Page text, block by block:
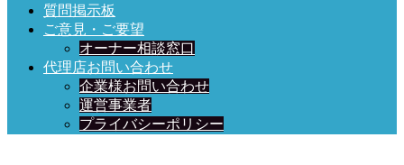
質問掲示板
ご意見・ご要望
オーナー相談窓口
代理店お問い合わせ
企業様お問い合わせ
運営事業者
プライバシーポリシー